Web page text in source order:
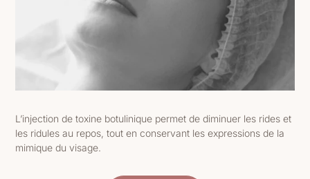
L’injection de toxine botulinique permet de diminuer les rides et
les ridules au repos, tout en conservant les expressions de la
mimique du visage.